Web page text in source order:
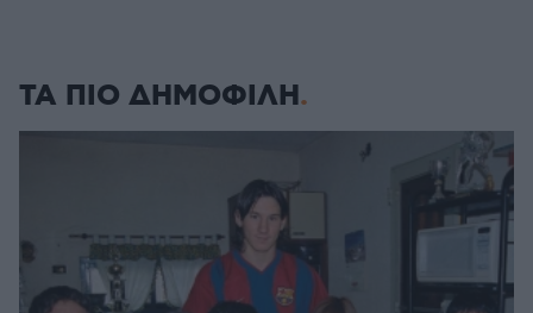
ΤΑ ΠΙΟ ΔΗΜΟΦΙΛΗ